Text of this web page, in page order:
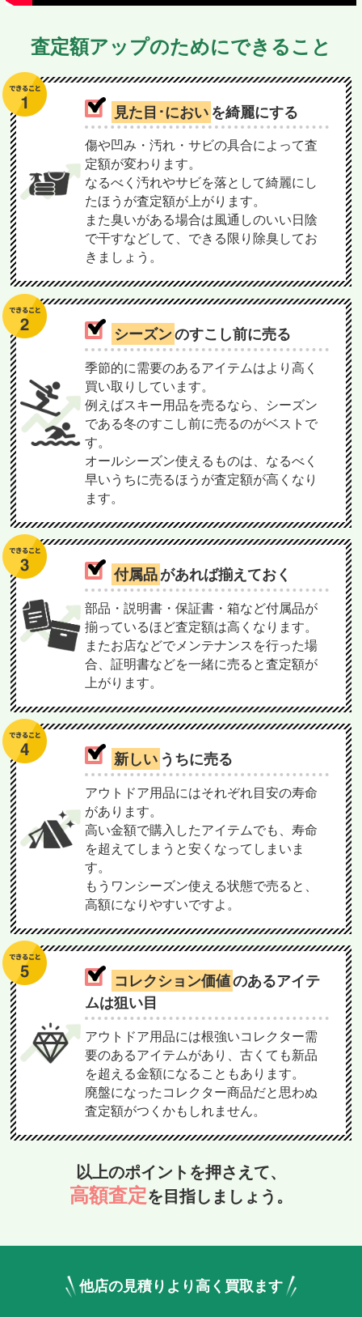
査定額アップのためにできること
見た目･におい を綺麗にする
傷や凹み・汚れ・サビの具合によって査
定額が変わります。
なるべく汚れやサビを落として綺麗にし
たほうが査定額が上がります。
また臭いがある場合は風通しのいい日陰
で干すなどして、できる限り除臭してお
きましょう。
シーズンのすこし前に売る
季節的に需要のあるアイテムはより高く
買い取りしています。
例えばスキー用品を売るなら、シーズン
である冬のすこし前に売るのがベストで
す。
オールシーズン使えるものは、なるべく
早いうちに売るほうが査定額が高くなり
ます。
付属品があれば揃えておく
部品・説明書・保証書・箱など付属品が
揃っているほど査定額は高くなります。
またお店などでメンテナンスを行った場
合、証明書などを一緒に売ると査定額が
上がります。
新しい うちに売る
アウトドア用品にはそれぞれ目安の寿命
があります。
高い金額で購入したアイテムでも、寿命
を超えてしまうと安くなってしまいま
す。
もうワンシーズン使える状態で売ると、
高額になりやすいですよ。
コレクション価値のあるアイテ
ムは狙い目
アウトドア用品には根強いコレクター需
要のあるアイテムがあり、古くても新品
を超える金額になることもあります。
廃盤になったコレクター商品だと思わぬ
査定額がつくかもしれません。
以上のポイントを押さえて、
高額査定を目指しましょう。
他店の見積りより高く買取ます